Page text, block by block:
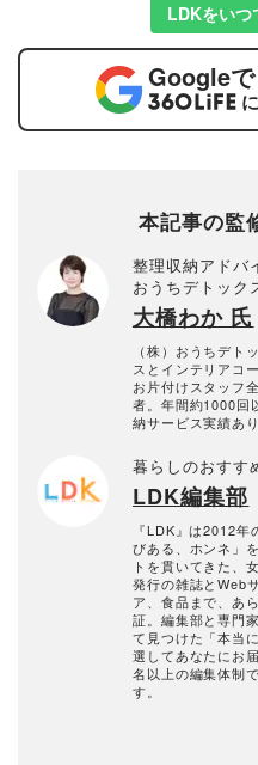
LDKをいつ
Google
本記事の監
整理収納アドバ
おうちデトック
大橋わか 氏
（株）おうちデト
スとインテリアコ
お片付けスタッフ
者。年間約1000回
納サービス実績あり
暮らしのおすす
LDK編集部
『LDK』は2012
びある、ホンネ」
トを貫いてきた、
発行の雑誌とWeb
ア、食品まで、あ
証。編集部と専門
て見つけた「本当
選してあなたにお
名以上の編集体制
す。